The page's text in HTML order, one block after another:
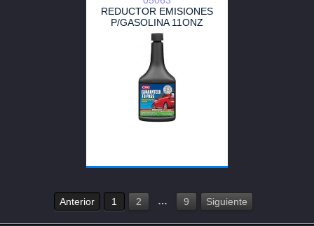
REDUCTOR EMISIONES
P/GASOLINA 11ONZ
Anterior 1 2 … 9 Siguiente